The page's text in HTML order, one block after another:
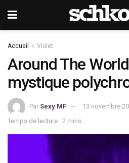
Accueil Violet
Around The
mystique
Par Sexy MF
13 novembre
Temps de lecture : 2 mins